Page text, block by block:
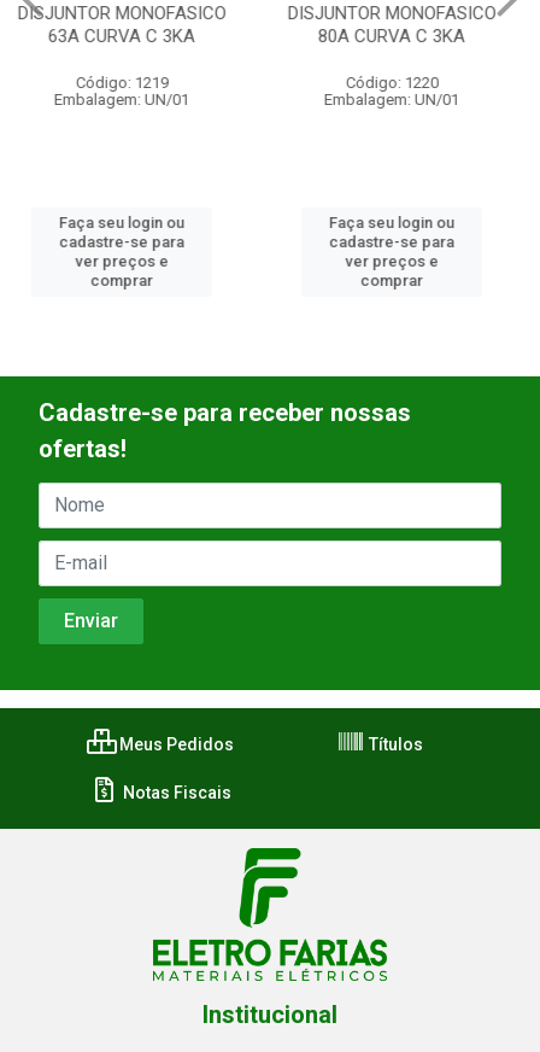
DISJUNTOR MONOFASICO
80A CURVA C 3KA
Código: 1220
Embalagem: UN/01
Faça seu login ou
cadastre-se para
ver preços e
comprar
DISJUNTOR MONOFASICO
40A CURVA C 3KA
Código: 1252
Embalagem: UN/01
Faça seu login ou
cadastre-se para
ver preços e
comprar
Cadastre-se para receber nossas
ofertas!
Meus Pedidos Títulos
Notas Fiscais
Institucional